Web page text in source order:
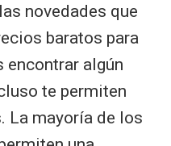
novedades que
baratos para
encontrar algún
te permiten
La mayoría de los